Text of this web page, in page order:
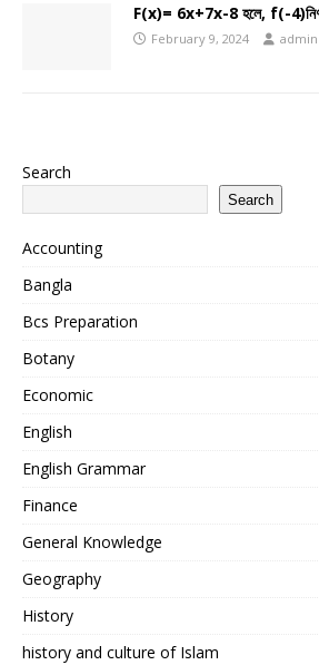
F(x)= 6x+7x-8 হলে, f(-
February 9, 2024 admin
Search
Search
Accounting
Bangla
Bcs Preparation
Botany
Economic
English
English Grammar
Finance
General Knowledge
Geography
History
history and culture of Islam